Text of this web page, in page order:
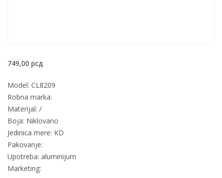
749,00 рсд
Model: CL8209
Robna marka:
Materijal: /
Boja: Niklovano
Jedinica mere: KD
Pakovanje:
Upotreba: aluminijum
Marketing: